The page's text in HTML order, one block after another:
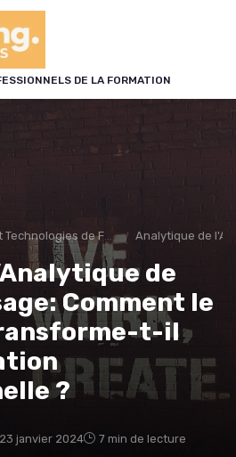
DE LA FORMATION
de Formation Analytique de
de
Comment le
t-il
?
23 janvier 2024 7 min de lecture